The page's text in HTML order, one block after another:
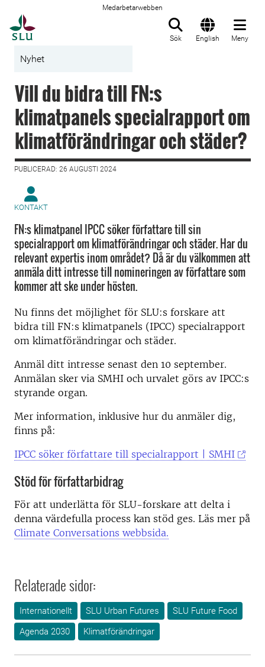
Medarbetarwebben
Sök English Meny
Nyhet
Vill du bidra till FN:s
klimatpanels specialrapport om
klimatförändringar och städer?
PUBLICERAD: 26 AUGUSTI 2024
KONTAKT
FN:s klimatpanel IPCC söker författare till sin
specialrapport om klimatförändringar och städer. Har du
relevant expertis inom området? Då är du välkommen att
anmäla ditt intresse till nomineringen av författare som
kommer att ske under hösten.
Nu finns det möjlighet för SLU:s forskare att
bidra till FN:s klimatpanels (IPCC) specialrapport
om klimatförändringar och städer.
Anmäl ditt intresse senast den 10 september.
Anmälan sker via SMHI och urvalet görs av IPCC:s
styrande organ.
Mer information, inklusive hur du anmäler dig,
finns på:
IPCC söker författare till specialrapport | SMHI
Stöd för författarbidrag
För att underlätta för SLU-forskare att delta i
denna värdefulla process kan stöd ges. Läs mer på
Climate Conversations webbsida.
Relaterade sidor:
Internationellt SLU Urban Futures
SLU Future Food
Agenda 2030
Klimatförändringar